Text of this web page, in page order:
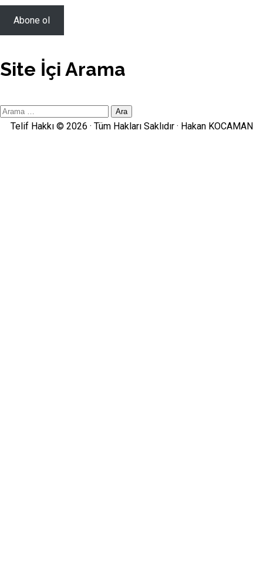
posta
AdresiAbone ol
Site İçi Arama
Site
Telif Hakkı © 2026 · Tüm Hakları Saklıdır · Hakan KOCAMAN